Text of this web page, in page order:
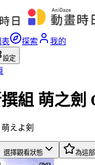
探索 我的
設定
組 萌之劍
えよ剣
選擇觀看狀態 為這